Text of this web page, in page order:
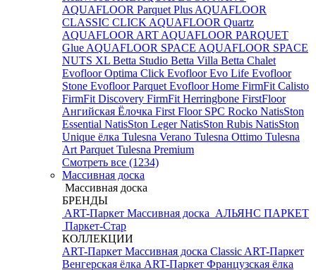
AQUAFLOOR Parquet Plus AQUAFLOOR
CLASSIC CLICK AQUAFLOOR Quartz
AQUAFLOOR ART AQUAFLOOR PARQUET
Glue AQUAFLOOR SPACE AQUAFLOOR SPACE
NUTS XL Betta Studio Betta Villa Betta Chalet
Evofloor Optima Click Evofloor Evo Life Evofloor
Stone Evofloor Parquet Evofloor Home FirmFit Calisto
FirmFit Discovery FirmFit Herringbone FirstFloor
Ангийская Ёлочка First Floor SPC Rocko NatisSton
Essential NatisSton LegerNatisSton Rubis NatisSton
Unique ёлка Tulesna Verano Tulesna Ottimo Tulesna
Art Parquet Tulesna Premium
Смотреть все (1234)
Массивная доска
Массивная доска
БРЕНДЫ
ART-Паркет Массивная доска АЛЬЯНС ПАРКЕТ
Паркет-Стар
КОЛЛЕКЦИИ
ART-Паркет Массивная доска Classic ART-Паркет
Венгерская ёлка ART-Паркет Французская ёлка